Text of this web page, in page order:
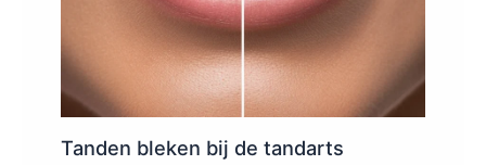
Tanden bleken bij de tandarts